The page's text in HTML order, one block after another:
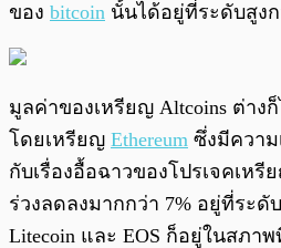
ของ bitcoin นั้นได้อยู่ที่ระดับสูง
มูลค่าของเหรียญ Altcoins ต่าง
โดยเหรียญ Ethereum ซึ่งมีความ
กับเรื่องอื้อฉาวของโปรเจคเหรีย
ร่วงลดลงมากกว่า 7% อยู่ที่ระดั
Litecoin และ EOS ก็อยู่ในสภา